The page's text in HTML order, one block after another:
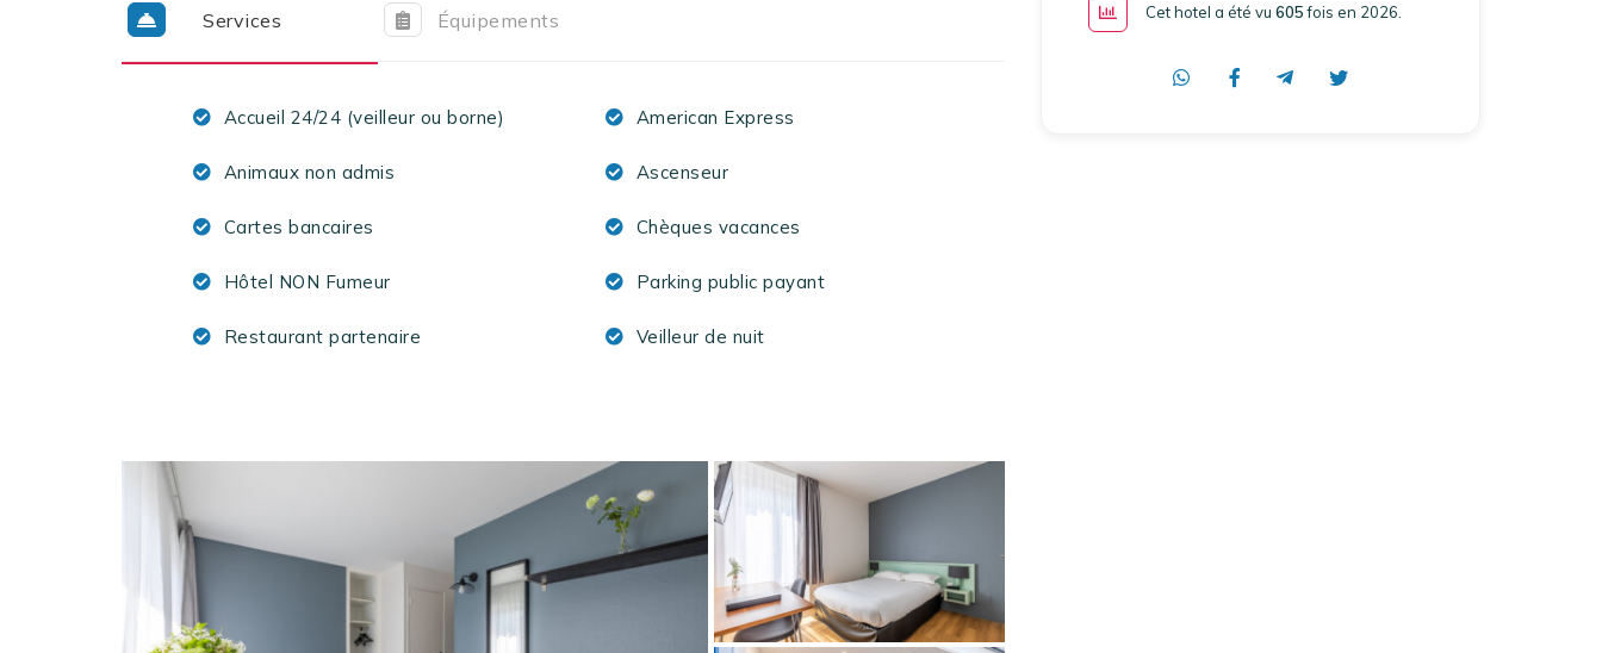
Services Équipements
Accueil 24/24 (veilleur ou borne) American Express
Animaux non admis Ascenseur
Cartes bancaires Chèques vacances
Hôtel NON Fumeur Parking public payant
Restaurant partenaire Veilleur de nuit
Cet hotel a été vu 605fois en 2026